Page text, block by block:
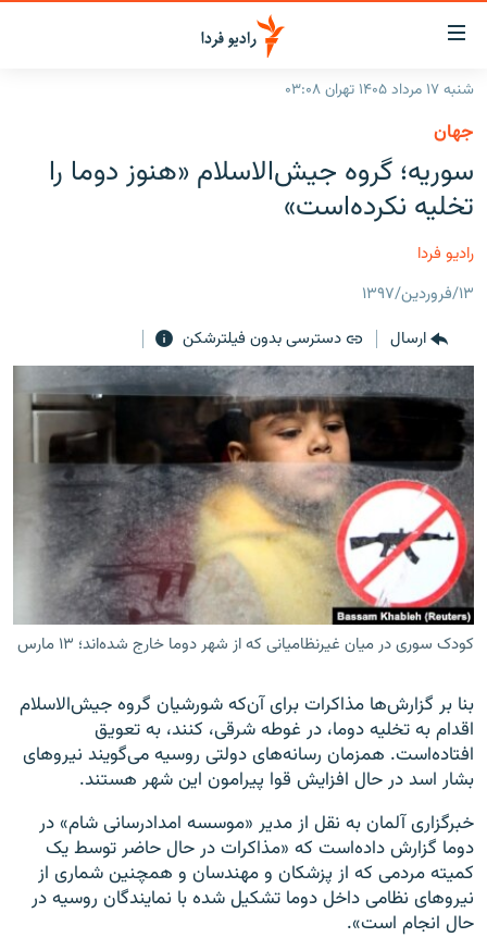
لینک‌های
قابلیت
دسترسی
بازگشت
منوی
اصلی
رفتن
به
صفحه
جهان
فرکانس‌ها
پادکست
چندرسانه‌ای
گزارش‌های تصویری
گزارش‌های ویدئویی
زنان فردا
English
به ما بپیوندید
زبان‌های دیگر
شنبه ۱۷ مرداد ۱۴۰۵ تهران ۰۳:۰۸
جهان
سوریه؛ گروه جیش‌الاسلام «هنوز دوما را
تخلیه نکرده‌است»
رادیو فردا
۱۳/فروردین/۱۳۹۷
ارسال
دسترسی بدون فیلترشکن
کودک سوری در میان غیرنظامیانی که از شهر دوما خارج شده‌اند؛ ۱۳ مارس
بنا بر گزارش‌ها مذاکرات برای آن‌که شورشیان گروه جیش‌الاسلام
اقدام به تخلیه دوما، در غوطه شرقی، کنند، به تعویق
افتاده‌است. همزمان رسانه‌های دولتی روسیه می‌گویند نیروهای
بشار اسد در حال افزایش قوا پیرامون این شهر هستند.
خبرگزاری آلمان به نقل از مدیر «موسسه امدادرسانی شام» در
دوما گزارش داده‌است که «مذاکرات در حال حاضر توسط یک
کمیته مردمی که از پزشکان و مهندسان و همچنین شماری از
نیروهای نظامی داخل دوما تشکیل شده با نمایندگان روسیه در
حال انجام است».